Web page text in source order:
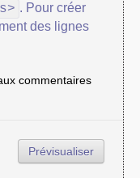
. Pour créer
des lignes
commentaires